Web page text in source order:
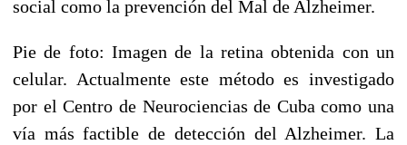
social como la prevención del Mal de Alzheimer.
Pie de foto: Imagen de la retina obtenida con un
celular. Actualmente este método es investigado
por el Centro de Neurociencias de Cuba como una
vía más factible de detección del Alzheimer. La